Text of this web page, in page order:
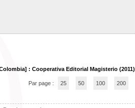
: Cooperativa Editorial Magisterio (2011)
Par page : 25 50 100 200